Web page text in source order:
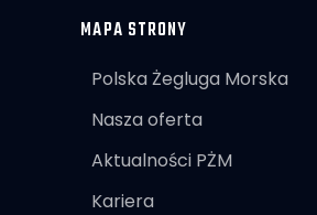
MAPA STRONY
Polska Żegluga Morska
Nasza oferta
Aktualności PŻM
Kariera